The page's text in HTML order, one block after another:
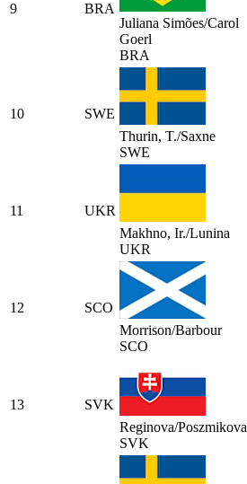
9
BRA
Juliana Simões/Carol
Goerl
BRA
10
SWE
Thurin, T./Saxne
SWE
11
UKR
Makhno, Ir./Lunina
UKR
12
SCO
Morrison/Barbour
SCO
13
SVK
Reginova/Poszmikova
SVK